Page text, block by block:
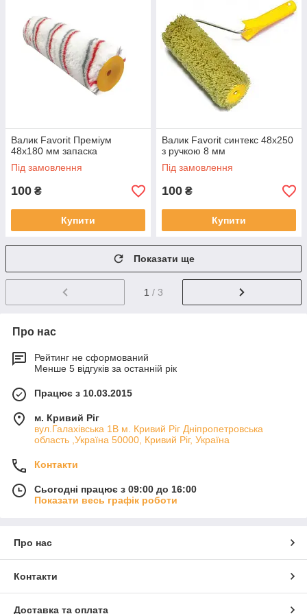
Валик Favorit Преміум
48х180 мм запаска
Під замовлення
100 ₴
Купити
Валик Favorit синтекс 48x250
з ручкою 8 мм
Під замовлення
100 ₴
Купити
Показати ще
1 / 3
Про нас
Рейтинг не сформований
Менше 5 відгуків за останній рік
Працює з 10.03.2015
м. Кривий Ріг
вул.Галахівська 1В м. Кривий Ріг Дніпропетровська
область ,Україна 50000, Кривий Ріг, Україна
Контакти
Сьогодні працює з 09:00 до 16:00
Показати весь графік роботи
Про нас
Контакти
Доставка та оплата